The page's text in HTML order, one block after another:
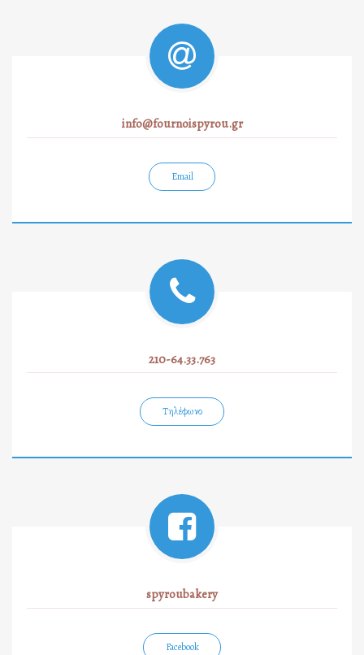
info@fournoispyrou.gr
Email
210-64.33.763
Τηλέφωνο
spyroubakery
Facebook